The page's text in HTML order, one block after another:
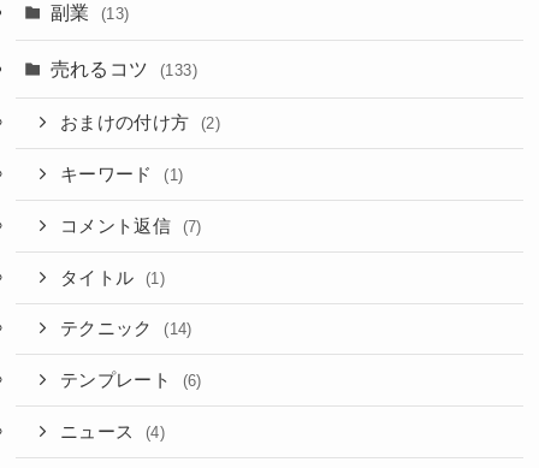
副業 (13)
売れるコツ (133)
おまけの付け方 (2)
キーワード (1)
コメント返信 (7)
タイトル (1)
テクニック (14)
テンプレート (6)
ニュース (4)